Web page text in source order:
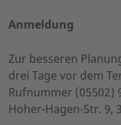
Anmeldung
Zur besseren
drei Tage vor dem
Rufnummer (05502)
Hoher-Hagen-Str. 9,